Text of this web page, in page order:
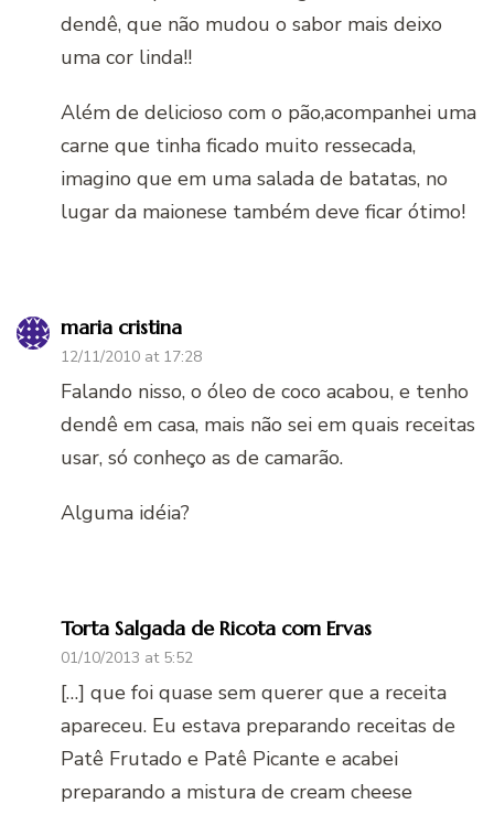
dendê, que não mudou o sabor mais deixo
uma cor linda!!
Além de delicioso com o pão,acompanhei uma
carne que tinha ficado muito ressecada,
imagino que em uma salada de batatas, no
lugar da maionese também deve ficar ótimo!
maria cristina
12/11/2010 at 17:28
Falando nisso, o óleo de coco acabou, e tenho
dendê em casa, mais não sei em quais receitas
usar, só conheço as de camarão.
Alguma idéia?
Torta Salgada de Ricota com Ervas
01/10/2013 at 5:52
[…] que foi quase sem querer que a receita
apareceu. Eu estava preparando receitas de
Patê Frutado e Patê Picante e acabei
preparando a mistura de cream cheese